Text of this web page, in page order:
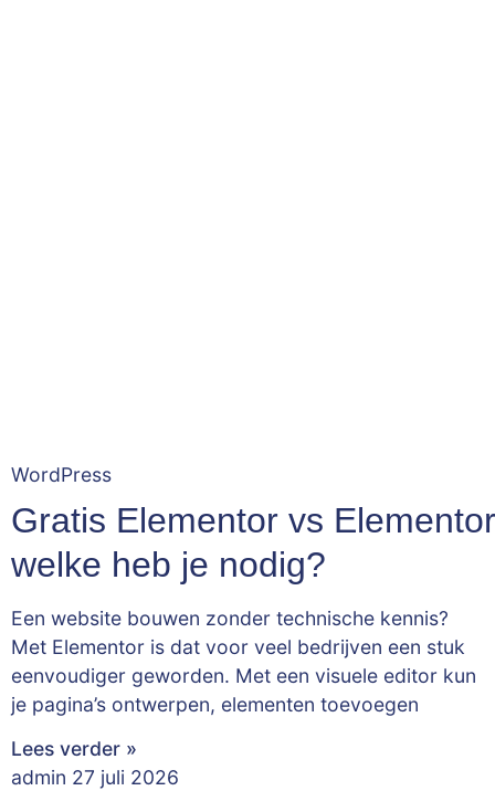
WordPress
Gratis Elementor vs
welke heb je nodig?
Een website bouwen zonder technische kennis?
Met Elementor is dat voor veel bedrijven een stuk
eenvoudiger geworden. Met een visuele editor kun
je pagina’s ontwerpen, elementen toevoegen
Lees verder »
admin 27 juli 2026